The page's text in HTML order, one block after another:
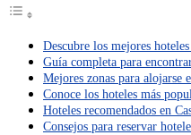
Descubre los mejores
Guía completa para
Mejores zonas para alojarse
Conoce los hoteles más
Hoteles recomendados en
Consejos para reservar